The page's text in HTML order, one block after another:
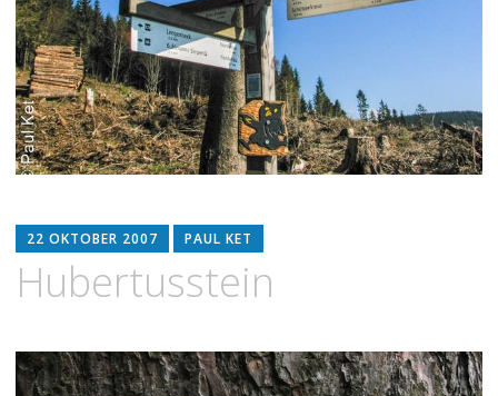
22 OKTOBER 2007 PAUL KET
Hubertusstein